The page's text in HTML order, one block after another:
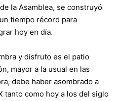
la Asamblea, se construyó
tiempo récord para
hoy en día.
y disfruto es el patio
mayor a la usual en las
debe haber asombrado a
tanto como hoy a los del siglo